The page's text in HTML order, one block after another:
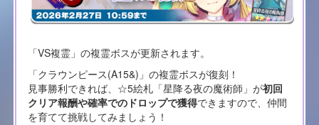
「VS複霊」の複霊ボスが更新されます。
「クラウンピース(A15&)」の複霊ボスが復刻！
見事勝利できれば、☆5絵札「星降る夜の魔術師」が初回
クリア報酬や確率でのドロップで獲得できますので、仲間
を育てて挑戦してみましょう！